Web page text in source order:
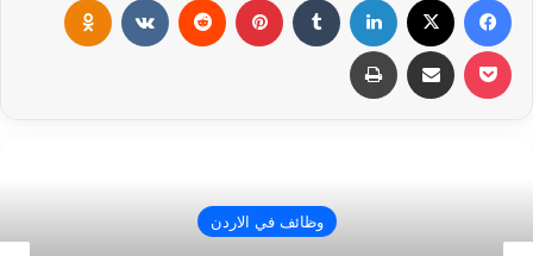
‫Pocket مشاركة عبر البريد طباعة
وظائف في الاردن